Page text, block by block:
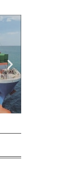
Next
slide